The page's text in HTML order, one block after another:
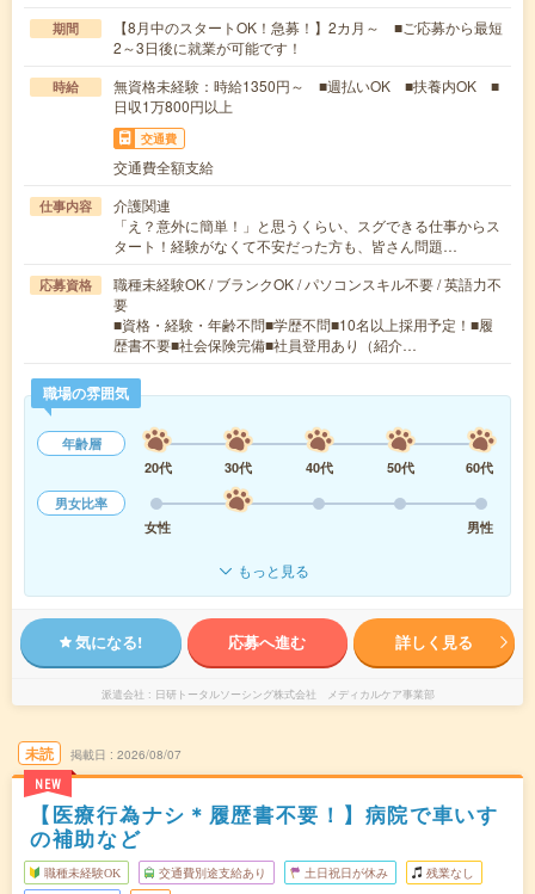
期間
【8月中のスタートOK！急募！】2カ月～ ■ご応募から最短
2～3日後に就業が可能です！
時給
無資格未経験：時給1350円～ ■週払いOK ■扶養内OK ■
日収1万800円以上
交通費
交通費全額支給
仕事内容
介護関連
「え？意外に簡単！」と思うくらい、スグできる仕事からス
タート！経験がなくて不安だった方も、皆さん問題…
応募資格
職種未経験OK / ブランクOK / パソコンスキル不要 / 英語力不
要
■資格・経験・年齢不問■学歴不問■10名以上採用予定！■履
歴書不要■社会保険完備■社員登用あり（紹介…
職場の雰囲気
年齢層
20代
30代 40代 50代
60代
男女比率
女性
男性
もっと見る
気になる! 応募へ進む 詳しく見る
派遣会社 日研トータルソーシング株式会社 メディカルケア事業部
未読
NEW
掲載日 2026/08/07
【医療行為ナシ＊履歴書不要！】病院で車いす
の補助など
職種未経験OK 交通費別途支給あり 土日祝日が休み 残業なし